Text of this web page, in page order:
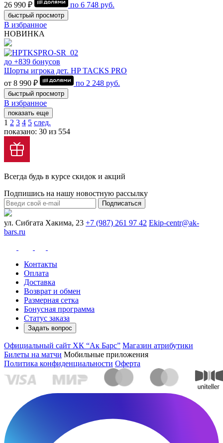
26 990 ₽
по 6 748 руб.
быстрый просмотр
В избранное
НОВИНКА
до +839 бонусов
Шорты игрока дет. HP TACKS PRO
от 8 990 ₽
по 2 248 руб.
быстрый просмотр
В избранное
показать еще
1 2 3 4 5 след.
показано: 30 из 554
Всегда будь в курсе скидок и акций
Подпишись на нашу новостную рассылку
Подписаться
ул. Сибгата Хакима, 23 +7 (987) 261 97 42 Ekip-centr@ak-
bars.ru
Контакты
Оплата
Доставка
Возврат и обмен
Размерная сетка
Бонусная программа
Статус заказа
Задать вопрос
Официальный сайт ХК “Ак Барс” Магазин атрибутики
Билеты на матчи Мобильные приложения
Политика конфиденциальности Оферта